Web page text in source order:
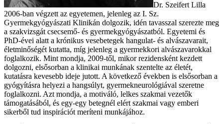
Dr. Szeifert Lilla
2006-ban végzett az egyetemen, jelenleg az I. Sz.
Gyermekgyógyászati Klinikán dolgozik, idén tavasszal szerezte meg
a szakvizsgát csecsemő- és gyermekgyógyászatból. Egyetemi és
PhD-évei alatt a krónikus vesebetegek hangulat- és alvászavarait,
életminőségét kutatta, míg jelenleg a gyermekkori alvászavarokkal
foglalkozik. Mint mondja, 2009-től, mikor rezidensként kezdett
dolgozni, elsősorban a klinikai munkának szentelte az életét,
kutatásra kevesebb ideje jutott. A következő években is elsősorban a
gyógyításra helyezi a hangsúlyt, gyermekneurológiával szeretne
foglalkozni. Azt mondja, a motiváló, lelkes szakmai vezetők
támogatásából, és egy-egy betegnél elért szakmai vagy emberi
sikerből tud inspirációt meríteni munkájához.